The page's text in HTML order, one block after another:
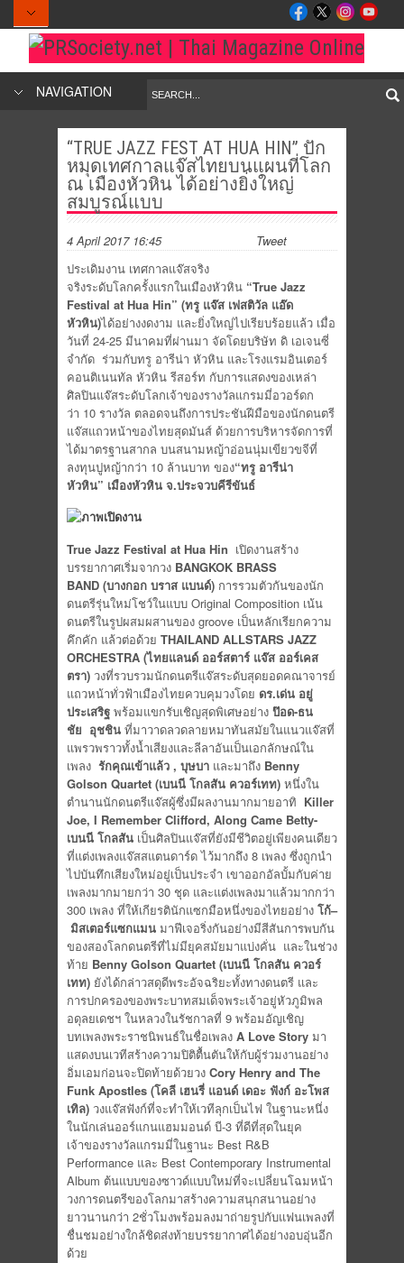
NAVIGATION
“TRUE JAZZ FEST AT HUA HIN” ปัก
หมุดเทศกาลแจ๊สไทยบนแผนที่โลก
ณ เมืองหัวหิน ได้อย่างยิ่งใหญ่
สมบูรณ์แบบ
4 April 2017 16:45
Tweet
ประเดิมงาน เทศกาลแจ๊สจริง
จริงระดับโลกครั้งแรกในเมืองหัวหิน “True Jazz
Festival at Hua Hin” (ทรู แจ๊ส เฟสติวัล แอ๊ด
หัวหิน)ได้อย่างงดงาม และยิ่งใหญ่ไปเรียบร้อยแล้ว เมื่อ
วันที่ 24-25 มีนาคมที่ผ่านมา จัดโดยบริษัท ดิ เอเจนซี่
จำกัด ร่วมกับทรู อารีน่า หัวหิน และโรงแรมอินเตอร์
คอนติเนนทัล หัวหิน รีสอร์ท กับการแสดงของเหล่า
ศิลปินแจ๊สระดับโลกเจ้าของรางวัลแกรมมี่อวอร์ดก
ว่า 10 รางวัล ตลอดจนถึงการประชันฝีมือของนักดนตรี
แจ๊สแถวหน้าของไทยสุดมันส์ ด้วยการบริหารจัดการที่
ได้มาตรฐานสากล บนสนามหญ้าอ่อนนุ่มเขียวขจีที่
ลงทุนปูหญ้ากว่า 10 ล้านบาท ของ“ทรู อารีน่า
หัวหิน” เมืองหัวหิน จ.ประจวบคีรีขันธ์
True Jazz Festival at Hua Hin เปิดงานสร้าง
บรรยากาศเริ่มจากวง BANGKOK BRASS
BAND (บางกอก บราส แบนด์) การรวมตัวกันของนัก
ดนตรีรุ่นใหม่โชว์ในแบบ Original Composition เน้น
ดนตรีในรูปผสมผสานของ groove เป็นหลักเรียกความ
คึกคัก แล้วต่อด้วย THAILAND ALLSTARS JAZZ
ORCHESTRA (ไทยแลนด์ ออร์สตาร์ แจ๊ส ออร์เคส
ตรา) วงที่รวบรวมนักดนตรีแจ๊สระดับสุดยอดคณาจารย์
แถวหน้าทั่วฟ้าเมืองไทยควบคุมวงโดย ดร.เด่น อยู่
ประเสริฐ พร้อมแขกรับเชิญสุดพิเศษอย่าง ป๊อด-ธน
ชัย อุชชิน ที่มาวาดลวดลายหมาทันสมัยในแนวแจ๊สที่
แพรวพราวทั้งน้ำเสียงและลีลาอันเป็นเอกลักษณ์ใน
เพลง รักคุณเข้าแล้ว , บุษบา และมาถึง Benny
Golson Quartet (เบนนี โกลสัน ควอร์เทท) หนึ่งใน
ตำนานนักดนตรีแจ๊สผู้ซึ่งมีผลงานมากมายอาทิ Killer
Joe, I Remember Clifford, Along Came Betty-
เบนนี โกลสัน เป็นศิลปินแจ๊สที่ยังมีชีวิตอยู่เพียงคนเดียว
ที่แต่งเพลงแจ๊สสแตนดาร์ด ไว้มากถึง 8 เพลง ซึ่งถูกนำ
ไปบันทึกเสียงใหม่อยู่เป็นประจำ เขาออกอัลบั้มกับค่าย
เพลงมากมายกว่า 30 ชุด และแต่งเพลงมาแล้วมากกว่า
300 เพลง ที่ให้เกียรตินักแซกมือหนึ่งของไทยอย่าง โก้–
มิสเตอร์แซกแมน มาฟีเจอริ่งกันอย่างมีสีสันการพบกัน
ของสองโลกดนตรีที่ไม่มียุคสมัยมาแบ่งคั่น และในช่วง
ท้าย Benny Golson Quartet (เบนนี โกลสัน ควอร์
เทท) ยังได้กล่าวสดุดีพระอัจฉริยะทั้งทางดนตรี และ
การปกครองของพระบาทสมเด็จพระเจ้าอยู่หัวภูมิพล
อดุลยเดชฯ ในหลวงในรัชกาลที่ 9 พร้อมอัญเชิญ
บทเพลงพระราชนิพนธ์ในชื่อเพลง A Love Story มา
แสดงบนเวทีสร้างความปิติตื้นตันให้กับผู้ร่วมงานอย่าง
อิ่มเอมก่อนจะปิดท้ายด้วยวง Cory Henry and The
Funk Apostles (โคลี เฮนรี่ แอนด์ เดอะ ฟังก์ อะโพส
เทิล) วงแจ๊สฟังก์ที่จะทำให้เวทีลุกเป็นไฟ ในฐานะหนึ่ง
ในนักเล่นออร์แกนแฮมมอนด์ บี-3 ที่ดีที่สุดในยุค
เจ้าของรางวัลแกรมมี่ในฐานะ Best R&B
Performance และ Best Contemporary Instrumental
Album ต้นแบบของซาวด์แบบใหม่ที่จะเปลี่ยนโฉมหน้า
วงการดนตรีของโลกมาสร้างความสนุกสนานอย่าง
ยาวนานกว่า 2ชั่วโมงพร้อมลงมาถ่ายรูปกับแฟนเพลงที่
ชื่นชมอย่างใกล้ชิดส่งท้ายบรรยากาศได้อย่างอบอุ่นอีก
ด้วย